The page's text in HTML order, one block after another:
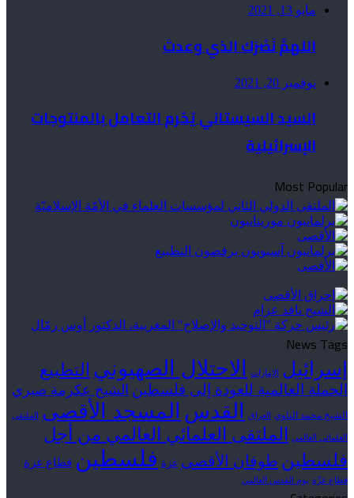
مايو 13, 2021
اللهمَّ نَصْرَك الذي وعدتَ
نوفمبر 20, 2021
السيد السيستاني يُحّرم التعامل بالمنتوجات
الإسرائيلية
Most Popular
News Tags
إسرائيل الإمارات الاحتلال الصهيوني التطبيع
الحملة العالمية للعودة إلى فلسطين الشيخ عكرمة صبري
الشيخ محمد الناوي العراق القدس المسجد الأقصى الملتقى
العلمائي العالمي الملتقى العلمائي العالمي من أجل
فلسطين طوفان الأقصى غزة فلسطين قطاع غزة
قطاع غزّة يوم القدس العالمي